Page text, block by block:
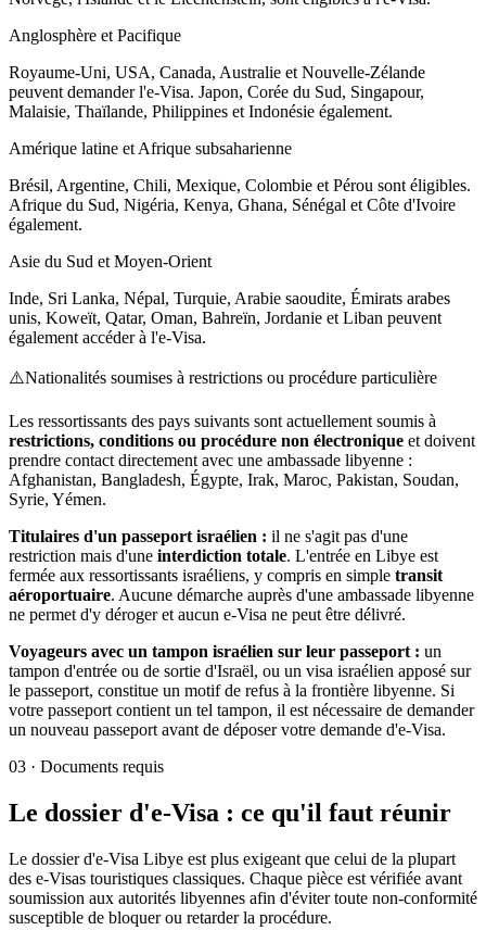
Anglosphère et Pacifique
Royaume-Uni, USA, Canada, Australie et Nouvelle-Zélande
peuvent demander l'e-Visa. Japon, Corée du Sud, Singapour,
Malaisie, Thaïlande, Philippines et Indonésie également.
Amérique latine et Afrique subsaharienne
Brésil, Argentine, Chili, Mexique, Colombie et Pérou sont éligibles.
Afrique du Sud, Nigéria, Kenya, Ghana, Sénégal et Côte d'Ivoire
également.
Asie du Sud et Moyen-Orient
Inde, Sri Lanka, Népal, Turquie, Arabie saoudite, Émirats arabes
unis, Koweït, Qatar, Oman, Bahreïn, Jordanie et Liban peuvent
également accéder à l'e-Visa.
⚠️Nationalités soumises à restrictions ou procédure particulière
Les ressortissants des pays suivants sont actuellement soumis à
restrictions, conditions ou procédure non électronique et doivent
prendre contact directement avec une ambassade libyenne :
Afghanistan, Bangladesh, Égypte, Irak, Maroc, Pakistan, Soudan,
Syrie, Yémen.
Titulaires d'un passeport israélien : il ne s'agit pas d'une
restriction mais d'une interdiction totale. L'entrée en Libye est
fermée aux ressortissants israéliens, y compris en simple transit
aéroportuaire. Aucune démarche auprès d'une ambassade libyenne
ne permet d'y déroger et aucun e-Visa ne peut être délivré.
Voyageurs avec un tampon israélien sur leur passeport : un
tampon d'entrée ou de sortie d'Israël, ou un visa israélien apposé sur
le passeport, constitue un motif de refus à la frontière libyenne. Si
votre passeport contient un tel tampon, il est nécessaire de demander
un nouveau passeport avant de déposer votre demande d'e-Visa.
03 · Documents requis
Le dossier d'e-Visa : ce qu'il faut réunir
Le dossier d'e-Visa Libye est plus exigeant que celui de la plupart
des e-Visas touristiques classiques. Chaque pièce est vérifiée avant
soumission aux autorités libyennes afin d'éviter toute non-conformité
susceptible de bloquer ou retarder la procédure.